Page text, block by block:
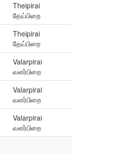
Theipirai
தேய்பிறை
Theipirai
தேய்பிறை
Valarpirai
வளர்பிறை
Valarpirai
வளர்பிறை
Valarpirai
வளர்பிறை